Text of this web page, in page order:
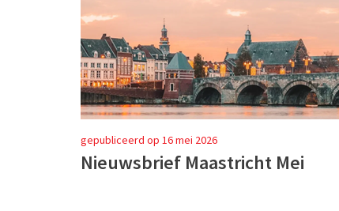
gepubliceerd op 16 mei 2026
Nieuwsbrief Maastricht Mei